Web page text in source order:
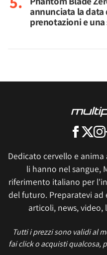
annunciata la data
prenotazioni e una
Dedicato cervello e
li hanno nel sangue,
riferimento italiano per
del futuro. Preparatevi ad
articoli, news,
Tutti i prezzi sono validi al
fai click o acquisti qualcosa,